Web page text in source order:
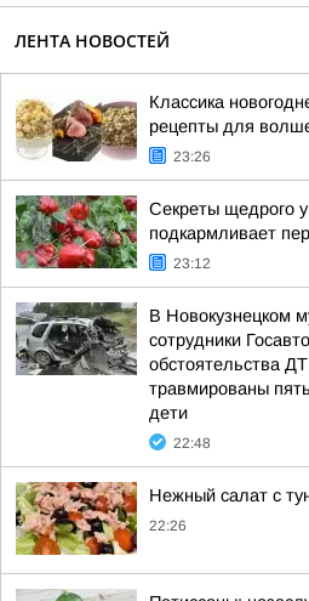
ЛЕНТА НОВОСТЕЙ
Классика
рецепты для
23:26
Секреты щедрого
подкармливает
23:12
В Новокузнецком
сотрудники
обстоятельства
травмированы
дети
22:48
Нежный салат с
22:26